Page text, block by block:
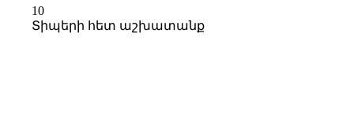
10
Տիպերի հետ աշխատանք